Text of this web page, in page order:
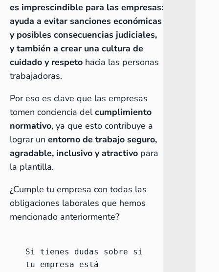
es imprescindible para las empresas:
ayuda a evitar sanciones económicas
y posibles consecuencias judiciales,
y también a crear una cultura de
cuidado y respeto hacia las personas
trabajadoras.
Por eso es clave que las empresas
tomen conciencia delcumplimiento
normativo, ya que esto contribuye a
lograr un entorno de trabajo seguro,
agradable, inclusivo y atractivo para
la plantilla.
¿Cumple tu empresa con todas las
obligaciones laborales que hemos
mencionado anteriormente?
Si tienes dudas sobre si
tu empresa está